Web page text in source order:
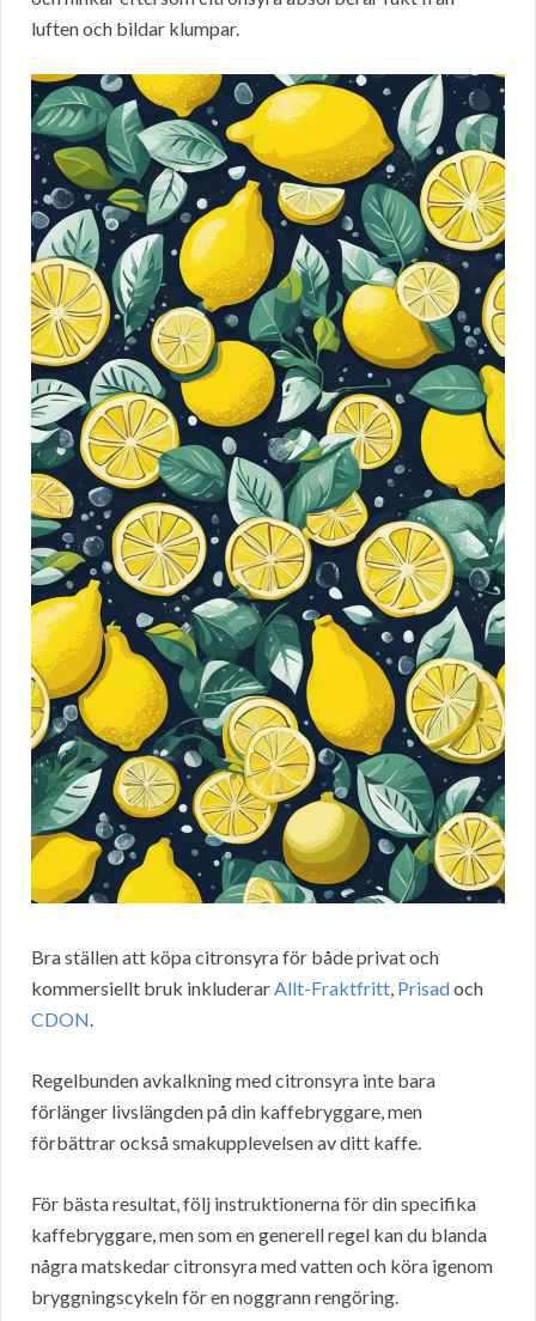
luften och bildar klumpar.
Bra ställen att köpa citronsyra för både privat och
kommersiellt bruk inkluderarAllt-Fraktfritt, Prisadoch
CDON.
Regelbunden avkalkning med citronsyra inte bara
förlänger livslängden på din kaffebryggare, men
förbättrar också smakupplevelsen av ditt kaffe.
För bästa resultat, följ instruktionerna för din specifika
kaffebryggare, men som en generell regel kan du blanda
några matskedar citronsyra med vatten och köra igenom
bryggningscykeln för en noggrann rengöring.